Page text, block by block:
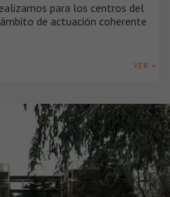
para los centros del
de actuación coherente
VER +